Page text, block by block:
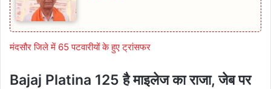
मंदसौर जिले में 65 पटवारीयों के हुए ट्रांसफर
Bajaj Platina 125 है माइलेज का राजा, जेब पर